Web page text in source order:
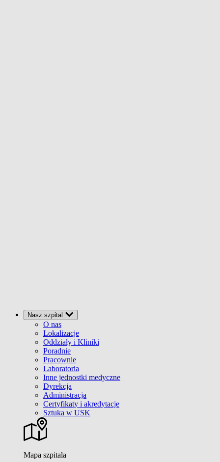
Nasz szpital
O nas
Lokalizacje
Oddziały i Kliniki
Poradnie
Pracownie
Laboratoria
Inne jednostki medyczne
Dyrekcja
Administracja
Certyfikaty i akredytacje
Sztuka w USK
Mapa szpitala